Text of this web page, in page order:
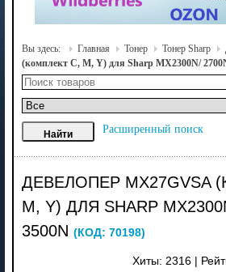
Вы здесь: Главная Тонер Тонер Sharp
(комплект C, M, Y) для Sharp MX2300N/
Расширенный поиск
ДЕВЕЛОПЕР MX27GVSA
M, Y) ДЛЯ SHARP
3500N (КОД: 70198)
Хиты: 2316